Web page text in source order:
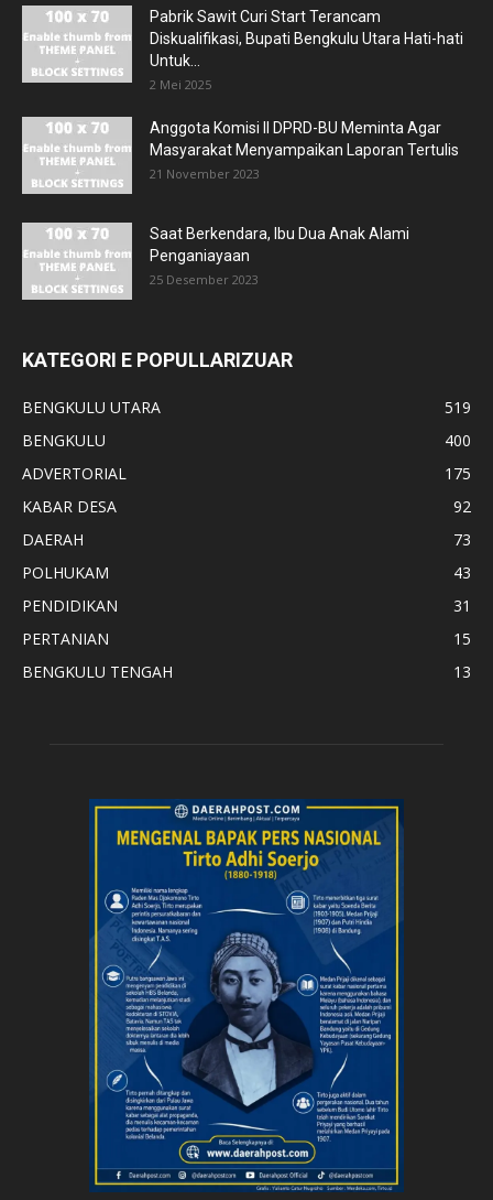
Pabrik Sawit Curi Start Terancam
Diskualifikasi, Bupati Bengkulu Utara Hati-hati
Untuk...
2 Mei 2025
Anggota Komisi II DPRD-BU Meminta Agar
Masyarakat Menyampaikan Laporan Tertulis
21 November 2023
Saat Berkendara, Ibu Dua Anak Alami
Penganiayaan
25 Desember 2023
KATEGORI E POPULLARIZUAR
BENGKULU UTARA
519
BENGKULU
400
ADVERTORIAL
175
KABAR DESA
92
DAERAH
73
POLHUKAM
43
PENDIDIKAN
31
PERTANIAN
15
BENGKULU TENGAH
13